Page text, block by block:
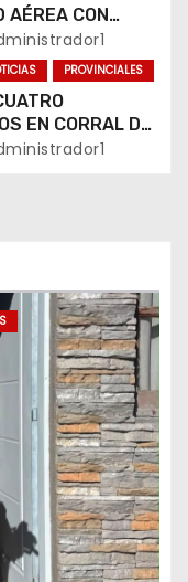
AÉREA CON
SEMANALES A
PROVINCIALES
EN CORRAL DE